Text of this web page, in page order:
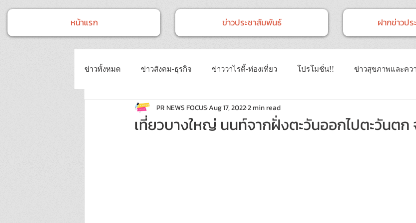
หน้าแรก ข่าวประชาสัมพันธ์ ฝากข่าวป
ข่าวทั้งหมด ข่าวสังคม-ธุรกิจ ข่าววาไรตี้-ท่องเที่ยว โปรโมชั่น!! ข่าวสุขภาพและคว
ข่าวงานประชุม-อบรมสัมมนา ข่าวทั่วไป ข่าวการศึกษา
เที่ยวบางใหญ่ นนท์จากฝั่งตะวันออกไปตะวันตก
PR NEWS FOCUSAug 17, 20222 min read